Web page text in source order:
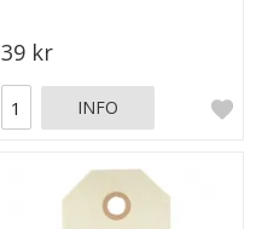
39 kr
INFO